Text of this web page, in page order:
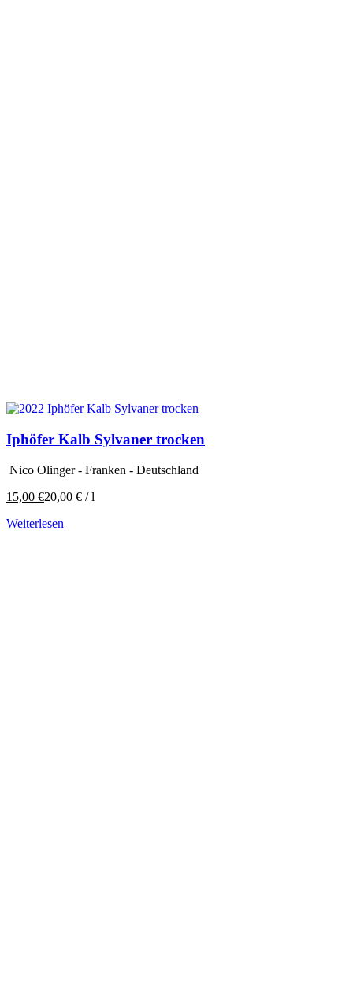
Iphöfer Kalb Sylvaner trocken
Nico Olinger - Franken - Deutschland
15,00 €20,00 € /l
Weiterlesen